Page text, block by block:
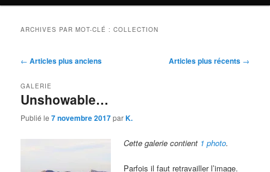
ARCHIVES PAR MOT-CLÉ :COLLECTION
Navigation
articles
← Articles plus anciens Articles plus récents →
Unshowable…
GALERIE
Publié le7 novembre 2017parK.
Cette galerie contient 1 photo.
Parfois il faut retravailler l’image.